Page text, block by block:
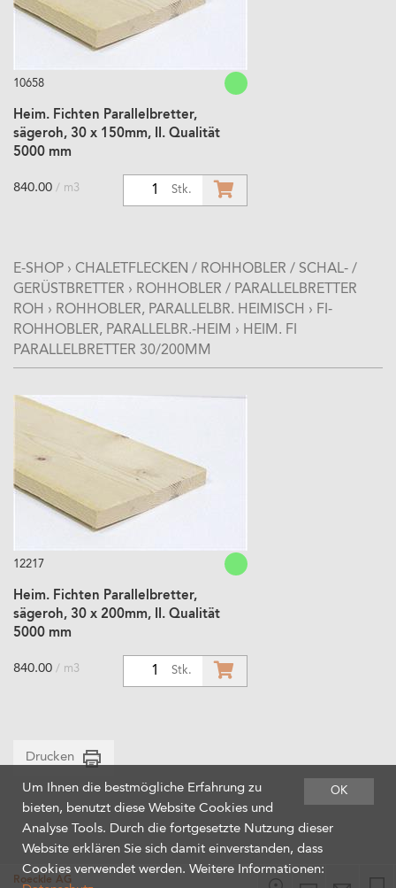
10658
Heim. Fichten Parallelbretter,
sägeroh, 30 x 150mm, II. Qualität
5000 mm
Stk.
840.00 / m3
E-SHOP › CHALETFLECKEN / ROHHOBLER / SCHAL- /
GERÜSTBRETTER › ROHHOBLER / PARALLELBRETTER
ROH › ROHHOBLER, PARALLELBR. HEIMISCH › FI-
ROHHOBLER, PARALLELBR.-HEIM › HEIM. FI
PARALLELBRETTER 30/200MM
12217
Heim. Fichten Parallelbretter,
sägeroh, 30 x 200mm, II. Qualität
5000 mm
Stk.
840.00 / m3
Drucken
Roeckle AG
OK
Um Ihnen die bestmögliche Erfahrung zu
bieten, benutzt diese Website Cookies und
Analyse Tools. Durch die fortgesetzte Nutzung dieser
Website erklären Sie sich damit einverstanden, dass
Cookies verwendet werden. Weitere Informationen: